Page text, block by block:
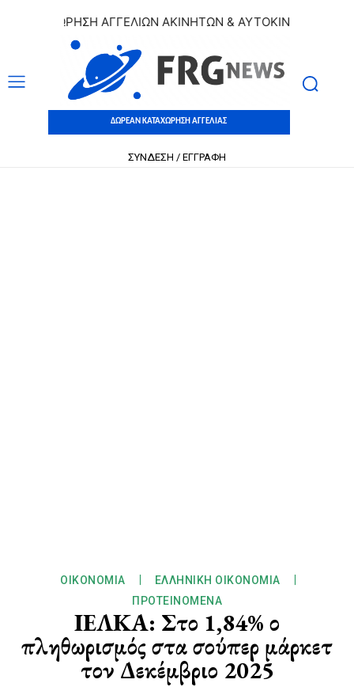
ΑΓΓΕΛΙΩΝ ΑΚΙΝΗΤΩΝ & ΑΥΤΟΚΙΝΗΤΩΝ |
ΔΩΡΕΑΝ ΚΑΤΑΧΩΡΗΣΗ ΑΓΓΕΛΙΑΣ
ΣΥΝΔΕΣΗ / ΕΓΓΡΑΦΗ
ΟΙΚΟΝΟΜΊΑ
ΕΛΛΗΝΙΚΉ ΟΙΚΟΝΟΜΊΑ
ΠΡΟΤΕΙΝΌΜΕΝΑ
ΙΕΛΚΑ: Στο 1,84% ο
πληθωρισμός στα σούπερ μάρκετ
τον Δεκέμβριο 2025